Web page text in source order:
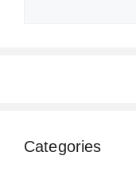
Categories